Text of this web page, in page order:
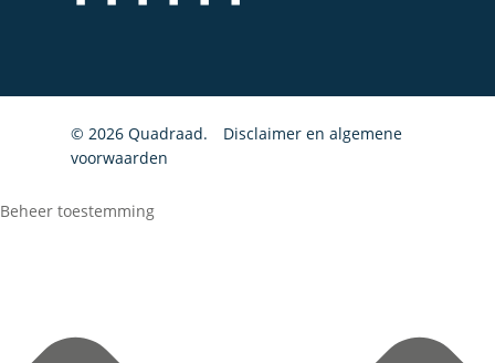
© 2026 Quadraad.
Disclaimer en algemene
voorwaarden
Beheer toestemming